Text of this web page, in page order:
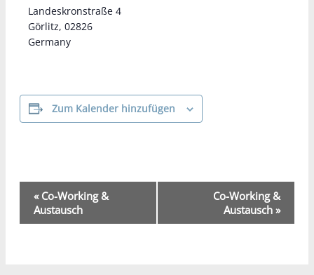
Landeskronstraße 4
Görlitz, 02826
Germany
Zum Kalender hinzufügen
Veranstaltung-
Navigation
«Co-Working &
Austausch
Co-Working &
Austausch »